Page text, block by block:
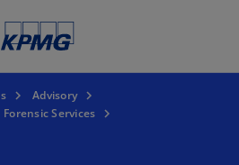
Advisory
Forensic Services